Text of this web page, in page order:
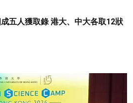
五人獲取錄 港大、中大各取12狀